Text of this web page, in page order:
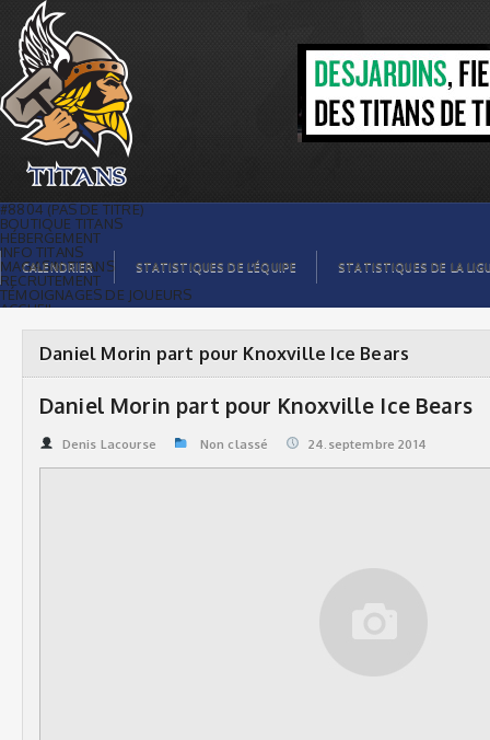
Daniel Morin part pour Knoxville Ice
Bears | Titans de témiscaming
#8804 (PAS DE TITRE)
BOUTIQUE TITANS
HÉBERGEMENT
INFO TITANS
MAGASIN TITANS
RECRUTEMENT
TÉMOIGNAGES DE JOUEURS
ACCUEIL
GALERIE PHOTOS
STATISTIQUES
ORGANISATION
CALENDRIER
COMMANDITAIRES
STATISTIQUES DE LA LIGUE
CALENDRIER STATISTIQUES DE L’ÉQUIPE STATISTIQUES DE LA
Daniel Morin part pour Knoxville Ice Bears
Daniel Morin part pour Knoxville Ice Bears
Denis Lacourse Non classé 24.septembre 2014